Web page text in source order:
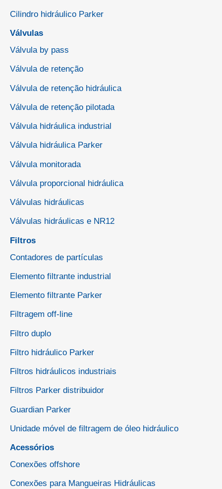
Cilindro hidráulico Parker
Válvulas
Válvula by pass
Válvula de retenção
Válvula de retenção hidráulica
Válvula de retenção pilotada
Válvula hidráulica industrial
Válvula hidráulica Parker
Válvula monitorada
Válvula proporcional hidráulica
Válvulas hidráulicas
Válvulas hidráulicas e NR12
Filtros
Contadores de partículas
Elemento filtrante industrial
Elemento filtrante Parker
Filtragem off-line
Filtro duplo
Filtro hidráulico Parker
Filtros hidráulicos industriais
Filtros Parker distribuidor
Guardian Parker
Unidade móvel de filtragem de óleo hidráulico
Acessórios
Conexões offshore
Conexões para Mangueiras Hidráulicas